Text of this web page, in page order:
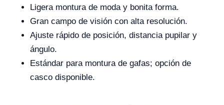
Ligera montura de moda y bonita forma.
Gran campo de visión con alta resolución.
Ajuste rápido de posición, distancia pupilar y
ángulo.
Estándar para montura de gafas; opción de
casco disponible.